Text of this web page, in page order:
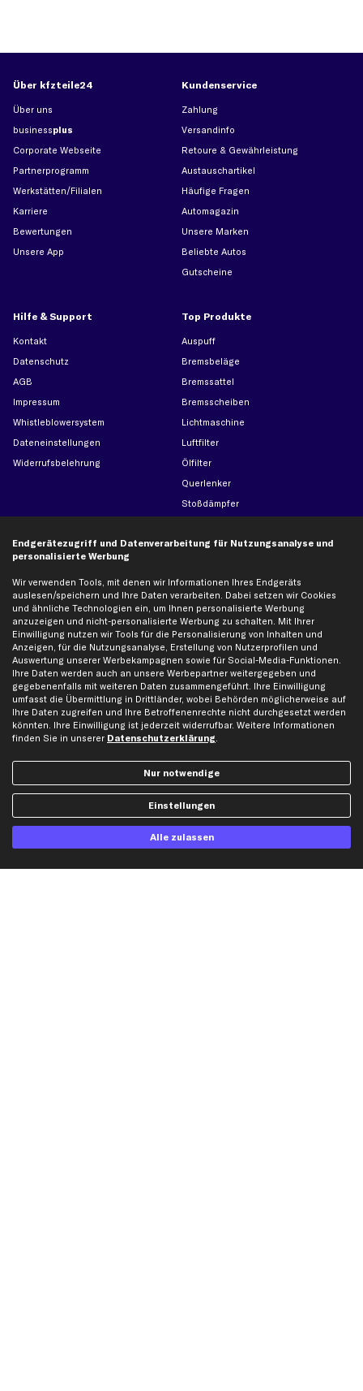
Über kfzteile24
Über uns
businessplus
Corporate Webseite
Partnerprogramm
Werkstätten/Filialen
Karriere
Bewertungen
Unsere App
Kundenservice
Zahlung
Versandinfo
Retoure & Gewährleistung
Austauschartikel
Häufige Fragen
Automagazin
Unsere Marken
Beliebte Autos
Gutscheine
Hilfe & Support
Kontakt
Datenschutz
AGB
Impressum
Whistleblowersystem
Dateneinstellungen
Widerrufsbelehrung
Top Produkte
Auspuff
Bremsbeläge
Bremssattel
Bremsscheiben
Lichtmaschine
Luftfilter
Ölfilter
Querlenker
Stoßdämpfer
Audi Ersatzteile
BMW Ersatzteile
Ford Ersatzteile
Mercedes-Benz Ersatzteile
Opel Ersatzteile
Peugeot Ersatzteile
Renault Ersatzteile
Seat Ersatzteile
Social Media
Endgerätezugriff und Datenverarbeitung für Nutzungsanalyse und
personalisierte Werbung
Wir verwenden Tools, mit denen wir Informationen Ihres Endgeräts
auslesen/speichern und Ihre Daten verarbeiten. Dabei setzen wir Cookies
und ähnliche Technologien ein, um Ihnen personalisierte Werbung
anzuzeigen und nicht-personalisierte Werbung zu schalten. Mit Ihrer
Einwilligung nutzen wir Tools für die Personalisierung von Inhalten und
Anzeigen, für die Nutzungsanalyse, Erstellung von Nutzerprofilen und
Auswertung unserer Werbekampagnen sowie für Social-Media-Funktionen.
Ihre Daten werden auch an unsere Werbepartner weitergegeben und
gegebenenfalls mit weiteren Daten zusammengeführt. Ihre Einwilligung
umfasst die Übermittlung in Drittländer, wobei Behörden möglicherweise auf
Ihre Daten zugreifen und Ihre Betroffenenrechte nicht durchgesetzt werden
könnten. Ihre Einwilligung ist jederzeit widerrufbar. Weitere Informationen
finden Sie in unserer Datenschutzerklärung.
Nur notwendige
Einstellungen
Alle zulassen